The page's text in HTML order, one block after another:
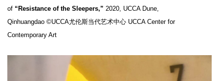
of “Resistance of the Sleepers,” 2020, UCCA Dune,
Qinhuangdao ©UCCA尤伦斯当代艺术中心 UCCA Center for
Contemporary Art